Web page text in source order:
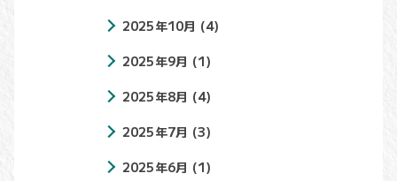
2025年10月 (4)
2025年9月 (1)
2025年8月 (4)
2025年7月 (3)
2025年6月 (1)